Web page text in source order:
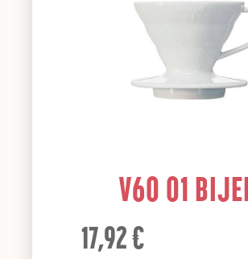
V60 01
17,92 €